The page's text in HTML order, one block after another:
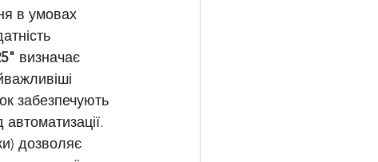
визначає
забезпечують
дозволяє